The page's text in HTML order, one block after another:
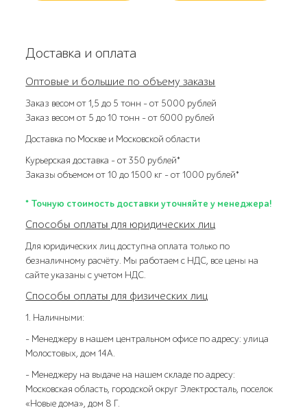
Доставка и оплата
Оптовые и большие по объему заказы
Заказ весом от 1,5 до 5 тонн – от 5000 рублей
Заказ весом от 5 до 10 тонн – от 6000 рублей
Доставка по Москве и Московской области
Курьерская доставка – от 350 рублей*
Заказы объемом от 10 до 1500 кг – от 1000 рублей*
* Точную стоимость доставки уточняйте у менеджера!
Способы оплаты для юридических лиц
Для юридических лиц доступна оплата только по
безналичному расчёту. Мы работаем с НДС, все цены на
сайте указаны с учетом НДС.
Способы оплаты для физических лиц
1. Наличными:
- Менеджеру в нашем центральном офисе по адресу: улица
Молостовых, дом 14А.
- Менеджеру на выдаче на нашем складе по адресу:
Московская область, городской округ Электросталь, поселок
«Новые дома», дом 8 Г.